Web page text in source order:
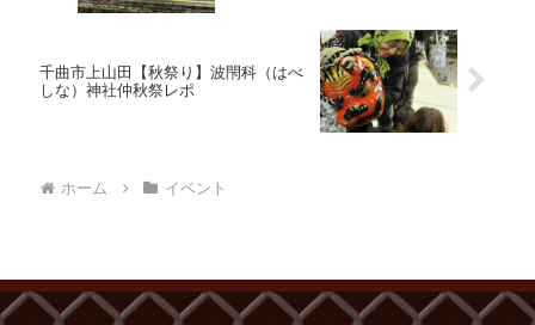
千曲市上山田【秋祭り】波閇科（はべ
しな）神社仲秋祭レポ
ホーム イベント